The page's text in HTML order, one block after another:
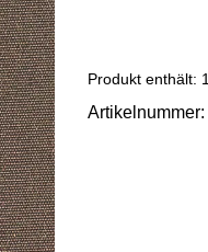
SJA
Produkt enthält: 1
Artikelnummer: